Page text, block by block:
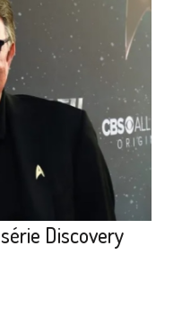
Discovery